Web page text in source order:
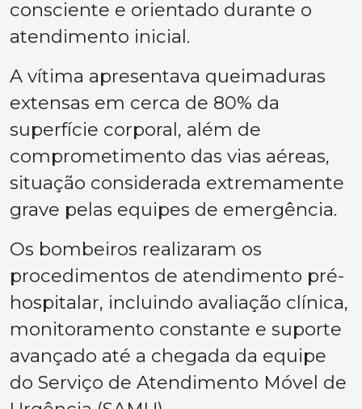
consciente e orientado durante o
atendimento inicial.
A vítima apresentava queimaduras
extensas em cerca de 80% da
superfície corporal, além de
comprometimento das vias aéreas,
situação considerada extremamente
grave pelas equipes de emergência.
Os bombeiros realizaram os
procedimentos de atendimento pré-
hospitalar, incluindo avaliação clínica,
monitoramento constante e suporte
avançado até a chegada da equipe
do Serviço de Atendimento Móvel de